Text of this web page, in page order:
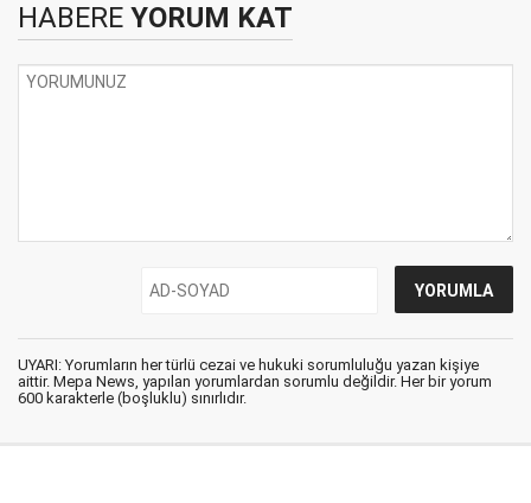
HABERE YORUM KAT
UYARI: Yorumların her türlü cezai ve hukuki sorumluluğu yazan kişiye
aittir. Mepa News, yapılan yorumlardan sorumlu değildir. Her bir yorum
600 karakterle (boşluklu) sınırlıdır.